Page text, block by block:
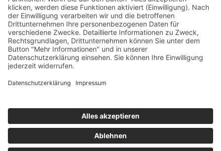
Warenkorb
Kasse
Vertrag widerrufen
REGGIRAINBOW® Schmuck + Accessoires © 2026. Alle Rechte
vorbehalten.